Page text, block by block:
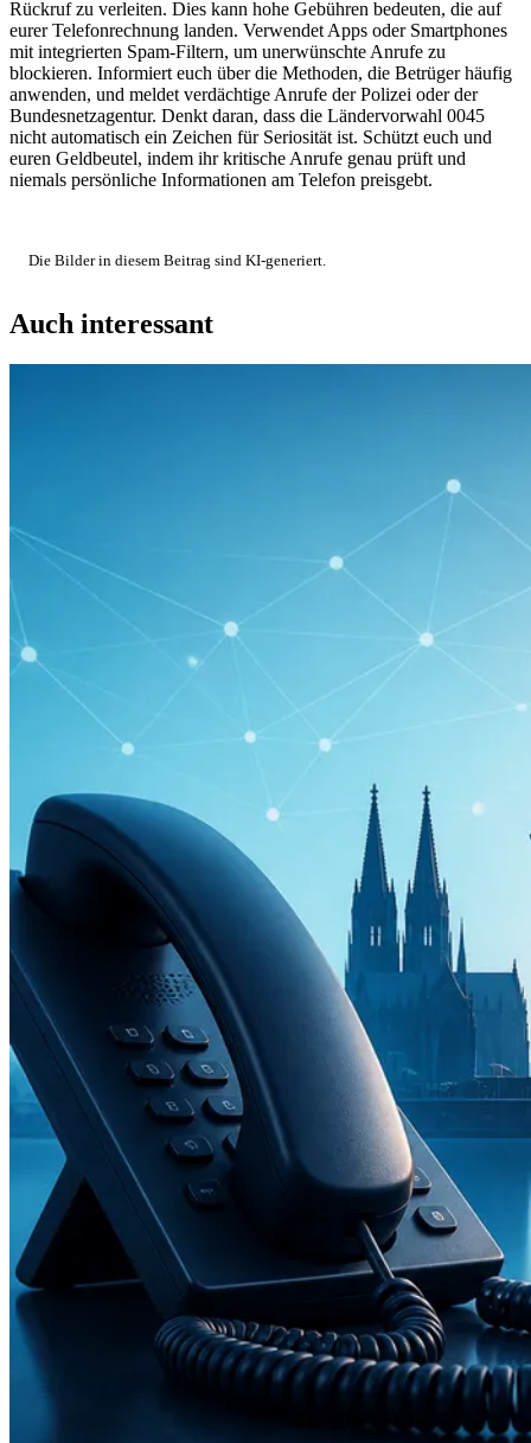
Rückruf zu verleiten. Dies kann hohe Gebühren bedeuten, die auf
eurer Telefonrechnung landen. Verwendet Apps oder Smartphones
mit integrierten Spam-Filtern, um unerwünschte Anrufe zu
blockieren. Informiert euch über die Methoden, die Betrüger häufig
anwenden, und meldet verdächtige Anrufe der Polizei oder der
Bundesnetzagentur. Denkt daran, dass die Ländervorwahl 0045
nicht automatisch ein Zeichen für Seriosität ist. Schützt euch und
euren Geldbeutel, indem ihr kritische Anrufe genau prüft und
niemals persönliche Informationen am Telefon preisgebt.
Die Bilder in diesem Beitrag sind KI-generiert.
Auch interessant